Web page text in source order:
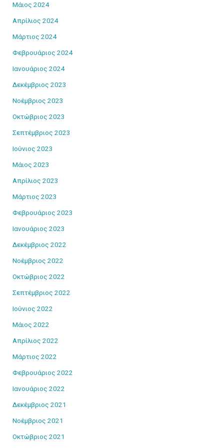
Μάιος 2024
Απρίλιος 2024
Μάρτιος 2024
Φεβρουάριος 2024
Ιανουάριος 2024
Δεκέμβριος 2023
Νοέμβριος 2023
Οκτώβριος 2023
Σεπτέμβριος 2023
Ιούνιος 2023
Μάιος 2023
Απρίλιος 2023
Μάρτιος 2023
Φεβρουάριος 2023
Ιανουάριος 2023
Δεκέμβριος 2022
Νοέμβριος 2022
Οκτώβριος 2022
Σεπτέμβριος 2022
Ιούνιος 2022
Μάιος 2022
Απρίλιος 2022
Μάρτιος 2022
Φεβρουάριος 2022
Ιανουάριος 2022
Δεκέμβριος 2021
Νοέμβριος 2021
Οκτώβριος 2021